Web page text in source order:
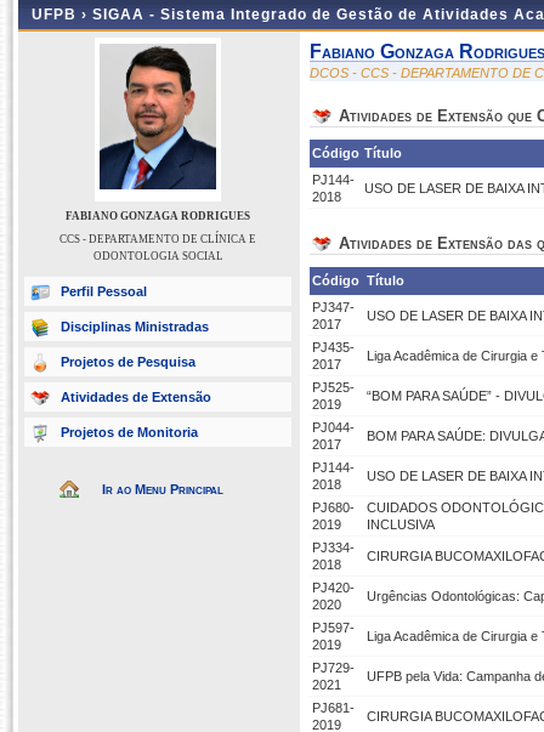
UFPB › SIGAA - Sistema Integrado de Gestão de Atividades
FABIANO GONZAGA RODRIGUES
CCS - DEPARTAMENTO DE CLÍNICA E
ODONTOLOGIA SOCIAL
Perfil Pessoal
Disciplinas Ministradas
Projetos de Pesquisa
Atividades de Extensão
Projetos de Monitoria
Ir ao Menu Principal
Fabiano Gonzaga Rodrigues
DCOS - CCS - DEPARTAMENTO DE
Atividades de Extensão que
Código Título
PJ144-
2018
USO DE LASER DE BAIXA
Atividades de Extensão das
Código Título
PJ347-
2017
USO DE LASER DE BAIXA
PJ435-
2017
Liga Acadêmica de Cirurgia
PJ525-
2019
“BOM PARA SAÚDE” -
PJ044-
2017
BOM PARA SAÚDE:
PJ144-
2018
USO DE LASER DE BAIXA
PJ680-
2019
CUIDADOS
INCLUSIVA
PJ334-
2018
CIRURGIA
PJ420-
2020
Urgências Odontológicas:
PJ597-
2019
Liga Acadêmica de Cirurgia
PJ729-
2021
UFPB pela Vida: Campanha
PJ681-
2019
CIRURGIA